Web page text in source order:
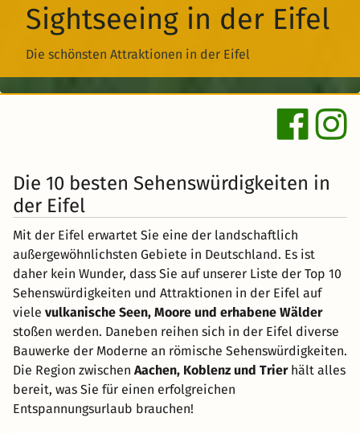
Sightseeing in der Eifel
Die schönsten Attraktionen in der Eifel
Die 10 besten Sehenswürdigkeiten in
der Eifel
Mit der Eifel erwartet Sie eine der landschaftlich
außergewöhnlichsten Gebiete in Deutschland. Es ist
daher kein Wunder, dass Sie auf unserer Liste der Top 10
Sehenswürdigkeiten und Attraktionen in der Eifel auf
viele vulkanische Seen, Moore und erhabene Wälder
stoßen werden. Daneben reihen sich in der Eifel diverse
Bauwerke der Moderne an römische Sehenswürdigkeiten.
Die Region zwischen Aachen, Koblenz und Trierhält alles
bereit, was Sie für einen erfolgreichen
Entspannungsurlaub brauchen!